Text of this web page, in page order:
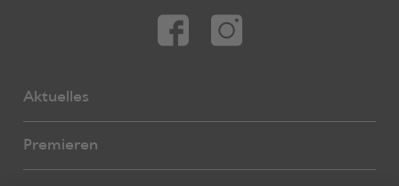
Aktuelles
Premieren